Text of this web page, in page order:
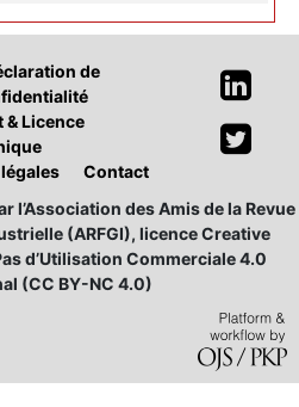
de
Licence
Contact
l’Association des Amis de la Revue
(ARFGI), licence Creative
d’Utilisation Commerciale 4.0
(CC BY-NC 4.0)